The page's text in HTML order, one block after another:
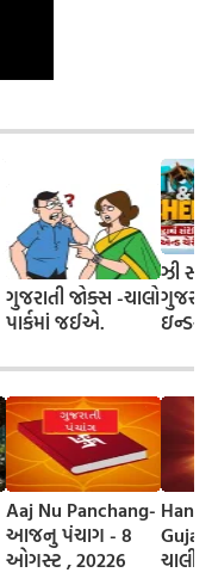
ગુજરાતી જોક્સ -ચાલો
પાર્કમાં જઈએ.
ઝી
ચેરી'
રિલીઝ
Aaj Nu Panchang-
આજનુ પંચાગ - 8
ઓગસ્ટ , 20226
Gujarati -